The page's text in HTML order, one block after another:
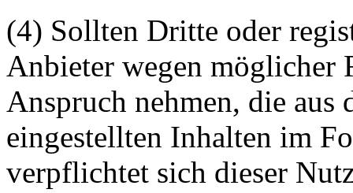
(4) Sollten Dritte oder
Anbieter wegen möglicher
Anspruch nehmen, die aus
eingestellten Inhalten im
verpflichtet sich dieser